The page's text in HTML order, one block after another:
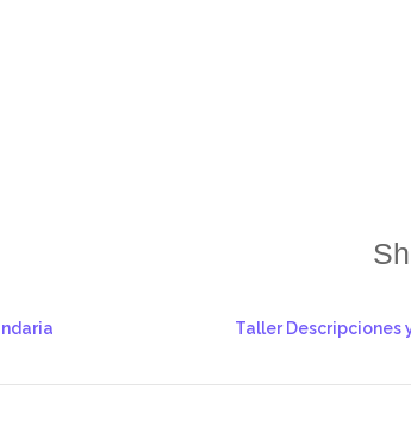
Taller Descripciones